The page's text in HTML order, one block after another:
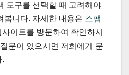
도구를 선택할 때 고려해야
봅니다. 자세한 내용은 스팸
사이트를 방문하여 확인하시
문이 있으시면 저희에게 문
.